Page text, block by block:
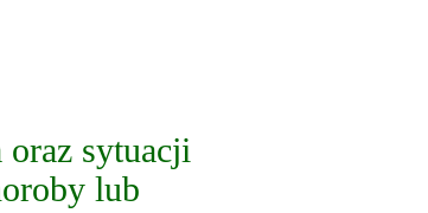
sytuacji
lub